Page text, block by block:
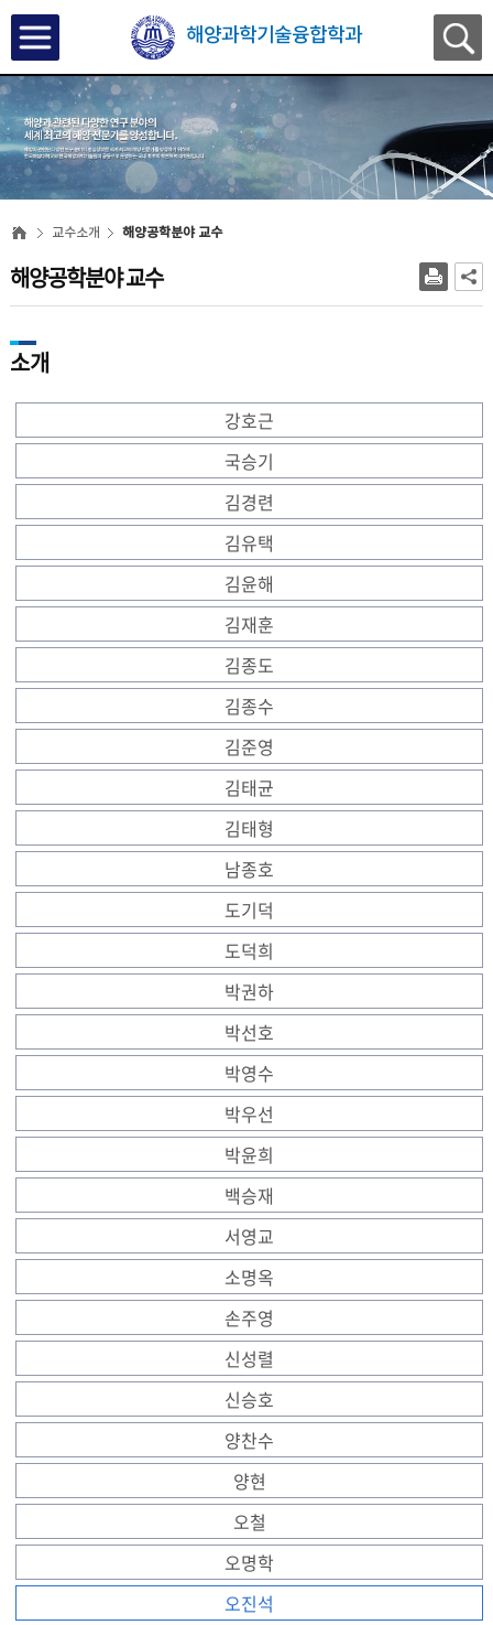
해양과학기술융합학과
교수소개 해양공학분야 교수
해양공학분야 교수
소개
강호근
국승기
김경련
김유택
김윤해
김재훈
김종도
김종수
김준영
김태균
김태형
남종호
도기덕
도덕희
박권하
박선호
박영수
박우선
박윤희
백승재
서영교
소명옥
손주영
신성렬
신승호
양찬수
양현
오철
오명학
오진석